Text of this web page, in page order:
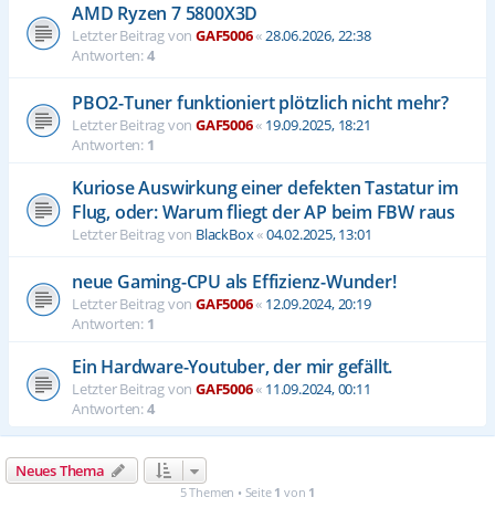
AMD Ryzen 7 5800X3D
Letzter Beitrag von GAF5006«28.06.2026, 22:38
Antworten:4
PBO2-Tuner funktioniert plötzlich nicht mehr?
Letzter Beitrag von GAF5006« 19.09.2025, 18:21
Antworten: 1
Kuriose Auswirkung einer defekten Tastatur im
Flug, oder: Warum fliegt der AP beim FBW raus
Letzter Beitrag von BlackBox«04.02.2025, 13:01
neue Gaming-CPU als Effizienz-Wunder!
Letzter Beitrag von GAF5006« 12.09.2024, 20:19
Antworten: 1
Ein Hardware-Youtuber, der mir gefällt.
Letzter Beitrag von GAF5006« 11.09.2024, 00:11
Antworten:4
Neues Thema
5 Themen • Seite 1 von 1